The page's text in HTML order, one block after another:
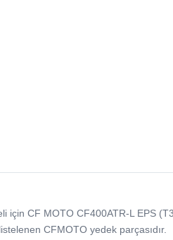
için CF MOTO CF400ATR-L EPS
CFMOTO yedek parçasıdır.